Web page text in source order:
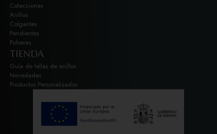
Colecciones
Anillos
Colgantes
Pendientes
Pulseras
TIENDA
Guía de tallas de anillos
Novedades
Productos Personalizados